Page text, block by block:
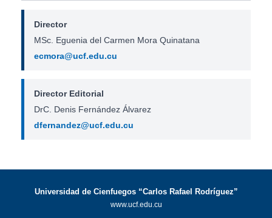
Director
MSc. Eguenia del Carmen Mora Quinatana
ecmora@ucf.edu.cu
Director Editorial
DrC. Denis Fernández Álvarez
dfernandez@ucf.edu.cu
Universidad de Cienfuegos “Carlos Rafael Rodríguez”
www.ucf.edu.cu